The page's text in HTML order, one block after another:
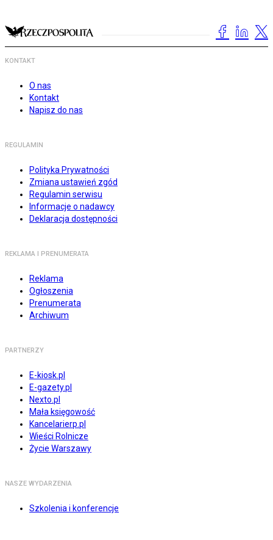
KONTAKT
O nas
Kontakt
Napisz do nas
REGULAMIN
Polityka Prywatności
Zmiana ustawień zgód
Regulamin serwisu
Informacje o nadawcy
Deklaracja dostępności
REKLAMA I PRENUMERATA
Reklama
Ogłoszenia
Prenumerata
Archiwum
PARTNERZY
E-kiosk.pl
E-gazety.pl
Nexto.pl
Mała księgowość
Kancelarierp.pl
Wieści Rolnicze
Życie Warszawy
NASZE WYDARZENIA
Szkolenia i konferencje